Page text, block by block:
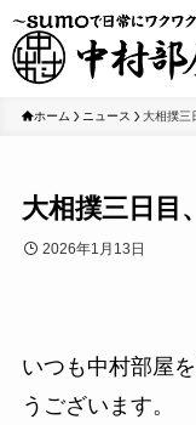
ホーム ニュース 大相撲三
大相撲三日目
2026年1月13日
いつも中村部屋
うございます。